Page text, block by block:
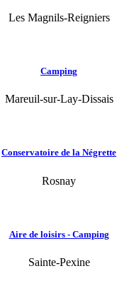
Les Magnils-Reigniers
Camping
Mareuil-sur-Lay-Dissais
Conservatoire de la Négrette
Rosnay
Aire de loisirs - Camping
Sainte-Pexine